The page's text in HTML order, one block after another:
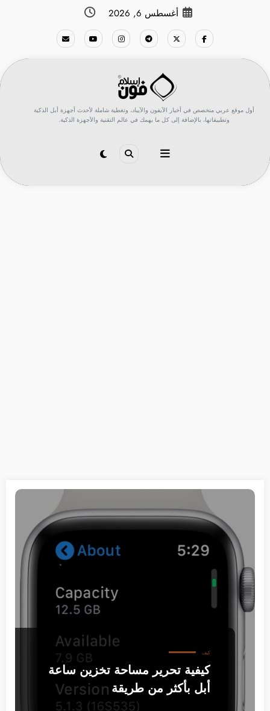
أغسطس 6, 2026
أول موقع عربي متخصص في أخبار الآيفون والآيباد، وتغطية شاملة لأحدث أجهزة أبل الذكية
وتطبيقاتها، بالإضافة إلى كل ما يهمك في عالم التقنية والأجهزة الذكية.
كيف
كيفية تحرير مساحة تخزين ساعة
أبل بأكثر من طريقة